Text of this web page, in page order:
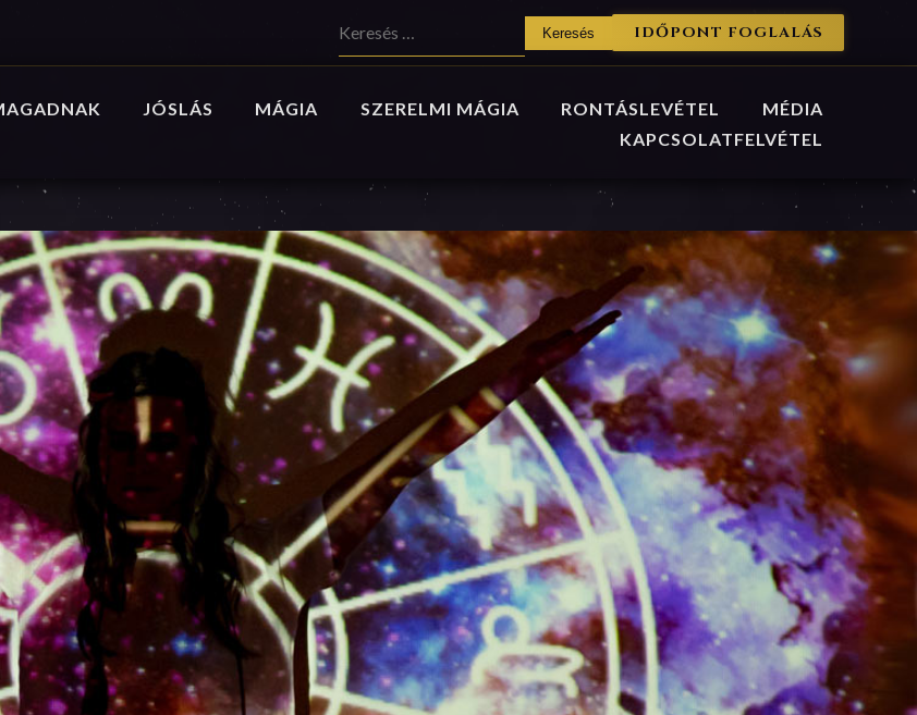
IDŐPONT FOGLALÁS
JÓSLÁS MÁGIA SZERELMI MÁGIA RONTÁSLEVÉTEL
MÉDIA
KAPCSOLATFELVÉTEL